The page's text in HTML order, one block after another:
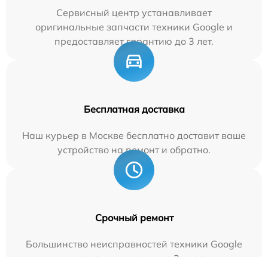
Сервисный центр устанавливает
оригинальные запчасти техники Google и
предоставляет гарантию до 3 лет.
Бесплатная доставка
Наш курьер в Москве бесплатно доставит ваше
устройство на ремонт и обратно.
Срочный ремонт
Большинство неисправностей техники Google